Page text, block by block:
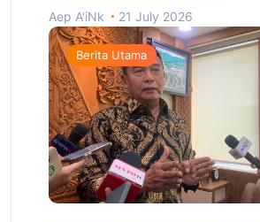
Aep A'iNk 21 July 2026
Berita Utama